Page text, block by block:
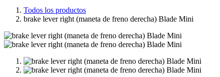
Todos los productos
brake lever right (maneta de freno derecha) Blade Mini